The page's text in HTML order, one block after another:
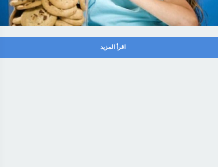
اقرأ المزيد